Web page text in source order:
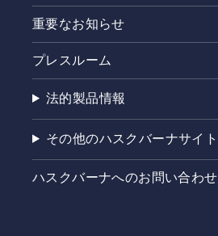
重要なお知らせ
プレスルーム
法的製品情報
その他のハスクバーナサイト
ハスクバーナへのお問い合わせ